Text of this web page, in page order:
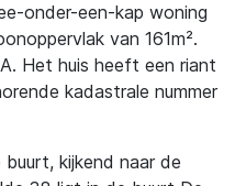
onder-een-kap woning
van 161m².
Het huis heeft een riant
kadastrale nummer
kijkend naar de